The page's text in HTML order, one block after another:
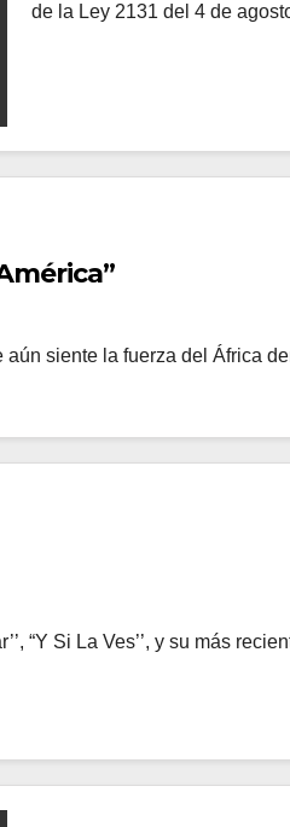
de la Ley 2131 del 4 de
siente la fuerza del África
“Y Si La Ves’’, y su más